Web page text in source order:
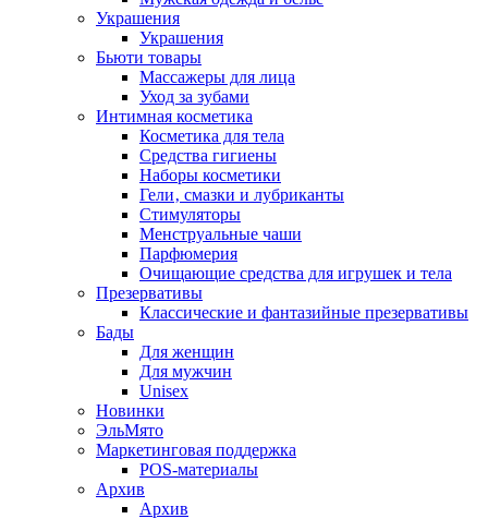
Украшения
Украшения
Бьюти товары
Массажеры для лица
Уход за зубами
Интимная косметика
Косметика для тела
Средства гигиены
Наборы косметики
Гели‚ смазки и лубриканты
Стимуляторы
Менструальные чаши
Парфюмерия
Очищающие средства для игрушек и тела
Презервативы
Классические и фантазийные презервативы
Бады
Для женщин
Для мужчин
Unisex
Новинки
ЭльМято
Маркетинговая поддержка
POS-материалы
Архив
Архив